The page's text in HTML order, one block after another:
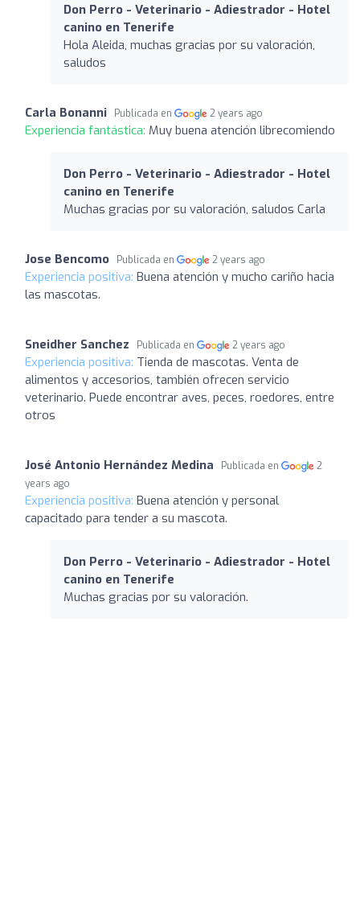
Don Perro - Veterinario - Adiestrador - Hotel
canino en Tenerife
Hola Aleida, muchas gracias por su valoración,
saludos
Carla Bonanni Publicada en 2 years ago
Experiencia fantástica: Muy buena atención librecomiendo
Don Perro - Veterinario - Adiestrador - Hotel
canino en Tenerife
Muchas gracias por su valoración, saludos Carla
Jose Bencomo Publicada en 2 years ago
Experiencia positiva: Buena atención y mucho cariño hacia
las mascotas.
Sneidher Sanchez Publicada en 2 years ago
Experiencia positiva: Tienda de mascotas. Venta de
alimentos y accesorios, también ofrecen servicio
veterinario. Puede encontrar aves, peces, roedores, entre
otros
José Antonio Hernández Medina Publicada en
2
years ago
Experiencia positiva: Buena atención y personal
capacitado para tender a su mascota.
Don Perro - Veterinario - Adiestrador - Hotel
canino en Tenerife
Muchas gracias por su valoración.